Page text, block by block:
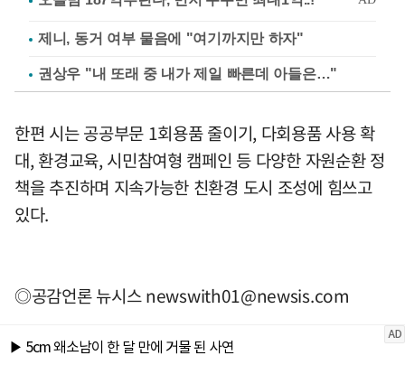
제니, 동거 여부 물음에 "여기까지만 하자"
권상우 "내 또래 중 내가 제일 빠른데 아들은…"
한편 시는 공공부문 1회용품 줄이기, 다회용품 사용 확
대, 환경교육, 시민참여형 캠페인 등 다양한 자원순환 정
책을 추진하며 지속가능한 친환경 도시 조성에 힘쓰고
있다.
◎공감언론 뉴시스newswith01@newsis.com